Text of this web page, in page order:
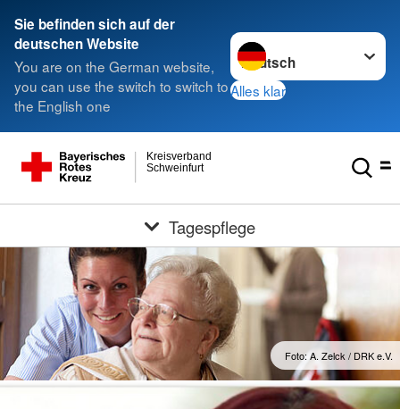
Sie befinden sich auf der
deutschen Website
You are on the German website,
you can use the switch to switch to
the English one
Sprache wechseln zu
Alles klar
Schweinfurt
Kreisverband
Tagespflege
Foto: A. Zelck / DRK e.V.